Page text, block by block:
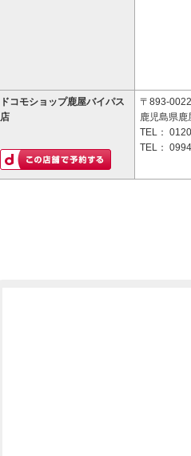
ドコモショップ鹿屋バイパス
店
〒893-0022
鹿児島県
TEL：
TEL：